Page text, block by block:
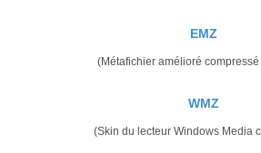
EMZ
(Métafichier amélioré
WMZ
(Skin du lecteur Windows Media